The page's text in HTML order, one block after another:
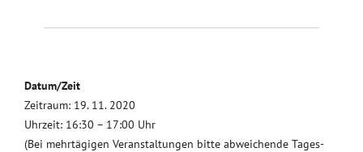
Datum/Zeit
Zeitraum: 19. 11. 2020
Uhrzeit: 16:30 – 17:00 Uhr
(Bei mehrtägigen Veranstaltungen bitte abweichende Tages-